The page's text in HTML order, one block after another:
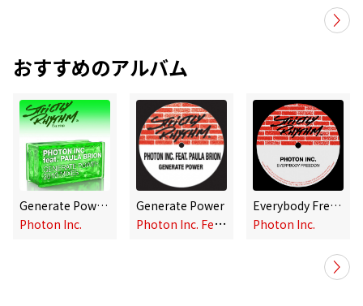
おすすめのアルバム
Generate Power (2010 Mixes)
Photon Inc.
Generate Power
P
hoton Inc. Feat. Paula Brion
Everybody Freedom
Photon Inc.